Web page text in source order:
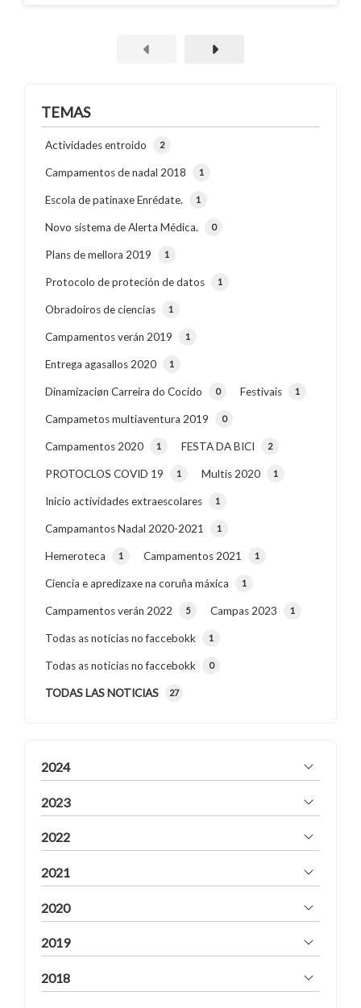
TEMAS
TODAS LAS NOTICIAS 27
Actividades entroido 2
Campamentos de nadal 2018 1
Escola de patinaxe Enrédate. 1
Novo sistema de Alerta Médica. 0
Plans de mellora 2019 1
Protocolo de proteción de datos 1
Obradoiros de ciencias 1
Campamentos verán 2019 1
Entrega agasallos 2020 1
Dinamizaciøn Carreira do Cocido 0 Festivais 1
Campametos multiaventura 2019 0
Campamentos 2020 1 FESTA DA BICI 2
PROTOCLOS COVID 19 1 Multis 2020 1
Inicio actividades extraescolares 1
Campamantos Nadal 2020-2021 1
Hemeroteca 1 Campamentos 2021 1
Ciencia e apredizaxe na coruña máxica 1
Campamentos verán 2022 5 Campas 2023 1
Todas as noticias no faccebokk 1
Todas as noticias no faccebokk 0
2024
2023
2022
2021
2020
2019
2018